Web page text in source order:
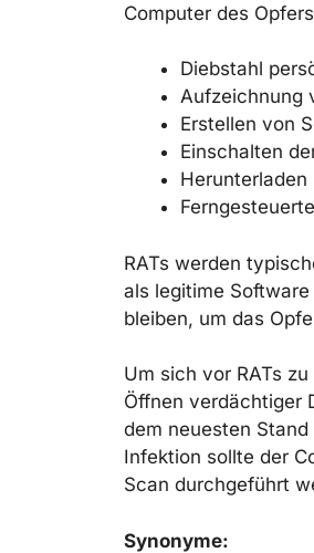
Computer des
Diebstahl
Aufzeichnung
Erstellen von
Einschalten
RATs werden
als legitime
bleiben, um das
Um sich vor RATs
Öffnen verdächtiger
dem neuesten
Infektion sollte der
Scan durchgeführt
Synonyme: